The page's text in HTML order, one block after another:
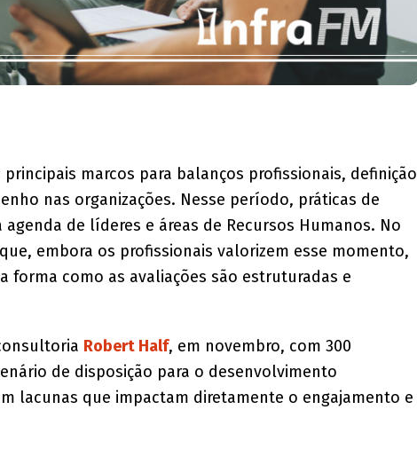
marcos para balanços profissionais, definição
nas organizações. Nesse período, práticas de
de líderes e áreas de Recursos Humanos. No
embora os profissionais valorizem esse momento,
forma como as avaliações são estruturadas e
Robert Half, em novembro, com 300
de disposição para o desenvolvimento
lacunas que impactam diretamente o engajamento e